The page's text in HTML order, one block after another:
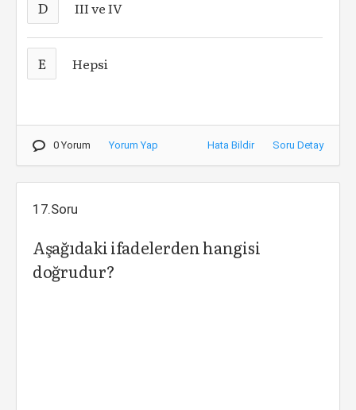
D III ve IV
E Hepsi
0 Yorum Yorum Yap Hata Bildir Soru Detay
17.Soru
Aşağıdaki ifadelerden hangisi
doğrudur?